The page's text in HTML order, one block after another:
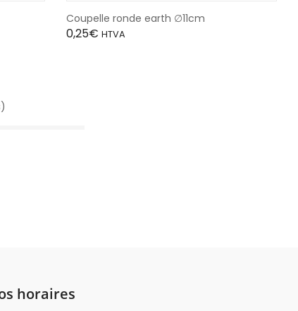
Coupelle ronde earth ∅11cm
0,25€ HTVA
horaires